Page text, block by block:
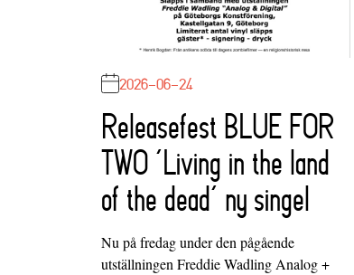
2026-06-24
Releasefest BLUE FOR
TWO ‘Living in the land
of the dead’ ny singel
Nu på fredag under den pågående
utställningen Freddie Wadling Analog +